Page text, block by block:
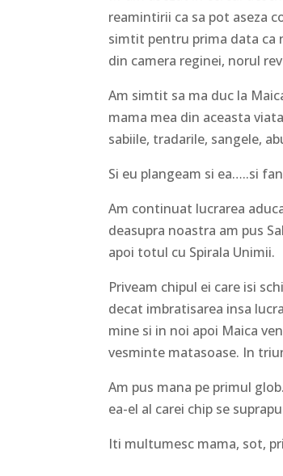
reamintirii ca sa pot aseza
simtit pentru prima data ca
din camera reginei, norul
Am simtit sa ma duc la
mama mea din aceasta
sabiile, tradarile, sangele,
Si eu plangeam si ea…..si
Am continuat lucrarea
deasupra noastra am pus
apoi totul cu Spirala Unimii.
Priveam chipul ei care isi
decat imbratisarea insa
mine si in noi apoi Maica
vesminte matasoase. In
Am pus mana pe primul
ea-el al carei chip se
Iti multumesc mama, sot,